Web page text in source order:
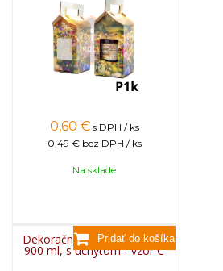
0,60 € s DPH / ks
0,49 € bez DPH / ks
Na sklade
Dekoračný kartón na pohár
900 ml, s úchytom - vzor C